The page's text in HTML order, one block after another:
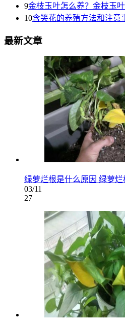
9金枝玉叶怎么养？金枝玉
10含笑花的养殖方法和注意
最新文章
绿萝烂根是什么原因 绿萝
03/11
27